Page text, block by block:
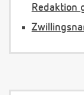
Redaktion